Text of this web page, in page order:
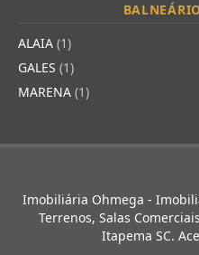
ALAIA (1)
GALES (1)
MARENA (1)
Imobiliária Ohmega -
Terrenos, Salas
Itapema SC.